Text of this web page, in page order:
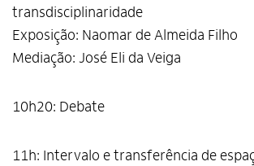
transdisciplinaridade
Exposição: Naomar de Almeida Filho
Mediação: José Eli da Veiga
10h20: Debate
11h: Intervalo e transferência de